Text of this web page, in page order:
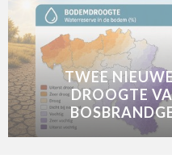
TWEE
DROOGTE